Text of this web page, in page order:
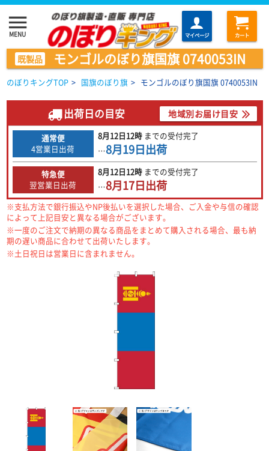
menu
MENU マイページ カート
既製品 モンゴルのぼり旗国旗 0740053IN
のぼりキングTOP > 国旗のぼり旗 > モンゴルのぼり旗国旗 0740053IN
出荷日の目安 地域別お届け目安
通常便
4営業日出荷
8月12日12時 までの受付完了
…8月19日出荷
特急便
翌営業日出荷
8月12日12時 までの受付完了
…8月17日出荷
※支払方法で銀行振込やNP後払いを選択した場合、ご入金や与信の確認
によって上記目安と異なる場合がございます。
※一度のご注文で納期の異なる商品をまとめて購入される場合、最も納
期の遅い商品に合わせて出荷いたします。
※土日祝日は営業日に含まれません。